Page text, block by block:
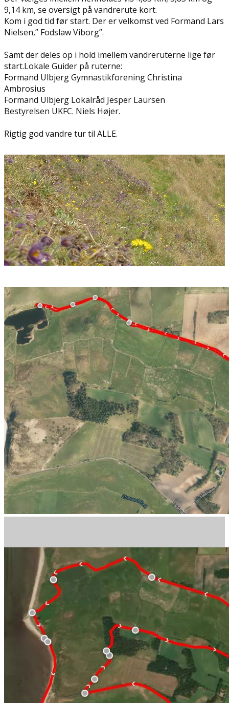
9,14 km, se oversigt på vandrerute kort.
Kom i god tid før start. Der er velkomst ved Formand Lars
Nielsen,” Fodslaw Viborg”.
Samt der deles op i hold imellem vandreruterne lige før
start.Lokale Guider på ruterne:
Formand Ulbjerg Gymnastikforening Christina
Ambrosius
Formand Ulbjerg Lokalråd Jesper Laursen
Bestyrelsen UKFC. Niels Højer.
Rigtig god vandre tur til ALLE.